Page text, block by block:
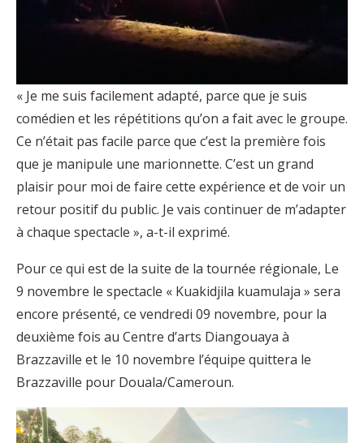
« Je me suis facilement adapté, parce que je suis
comédien et les répétitions qu’on a fait avec le groupe.
Ce n’était pas facile parce que c’est la première fois
que je manipule une marionnette. C’est un grand
plaisir pour moi de faire cette expérience et de voir un
retour positif du public. Je vais continuer de m’adapter
à chaque spectacle », a-t-il exprimé.
Pour ce qui est de la suite de la tournée régionale, Le
9 novembre le spectacle « Kuakidjila kuamulaja » sera
encore présenté, ce vendredi 09 novembre, pour la
deuxième fois au Centre d’arts Diangouaya à
Brazzaville et le 10 novembre l’équipe quittera le
Brazzaville pour Douala/Cameroun.